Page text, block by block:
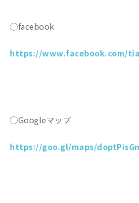
◯facebook
https://www.facebook.com/
◯Googleマップ
https://goo.gl/maps/